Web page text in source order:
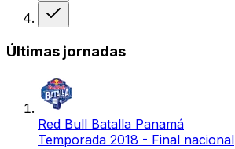
Últimas jornadas
Red Bull Batalla Panamá
Temporada 2018 - Final nacional